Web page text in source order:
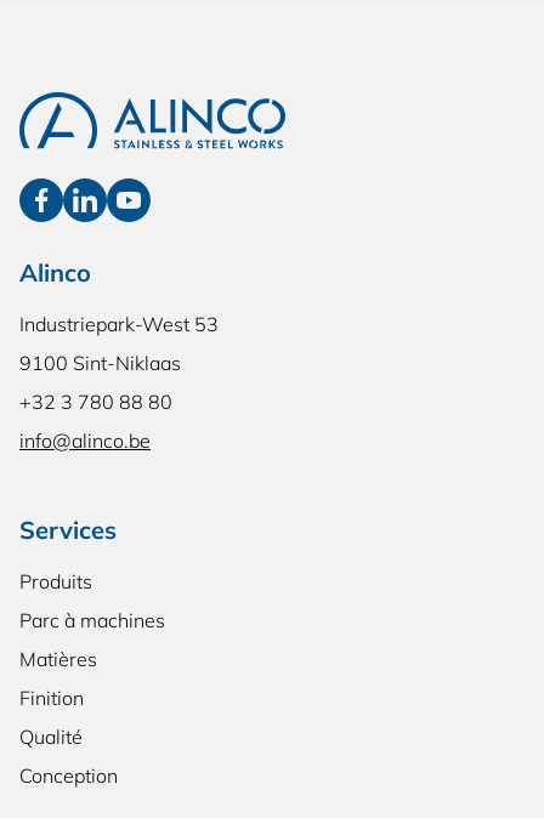
Alinco
Industriepark-West 53
9100 Sint-Niklaas
+32 3 780 88 80
info@alinco.be
Services
Produits
Parc à machines
Matières
Finition
Qualité
Conception